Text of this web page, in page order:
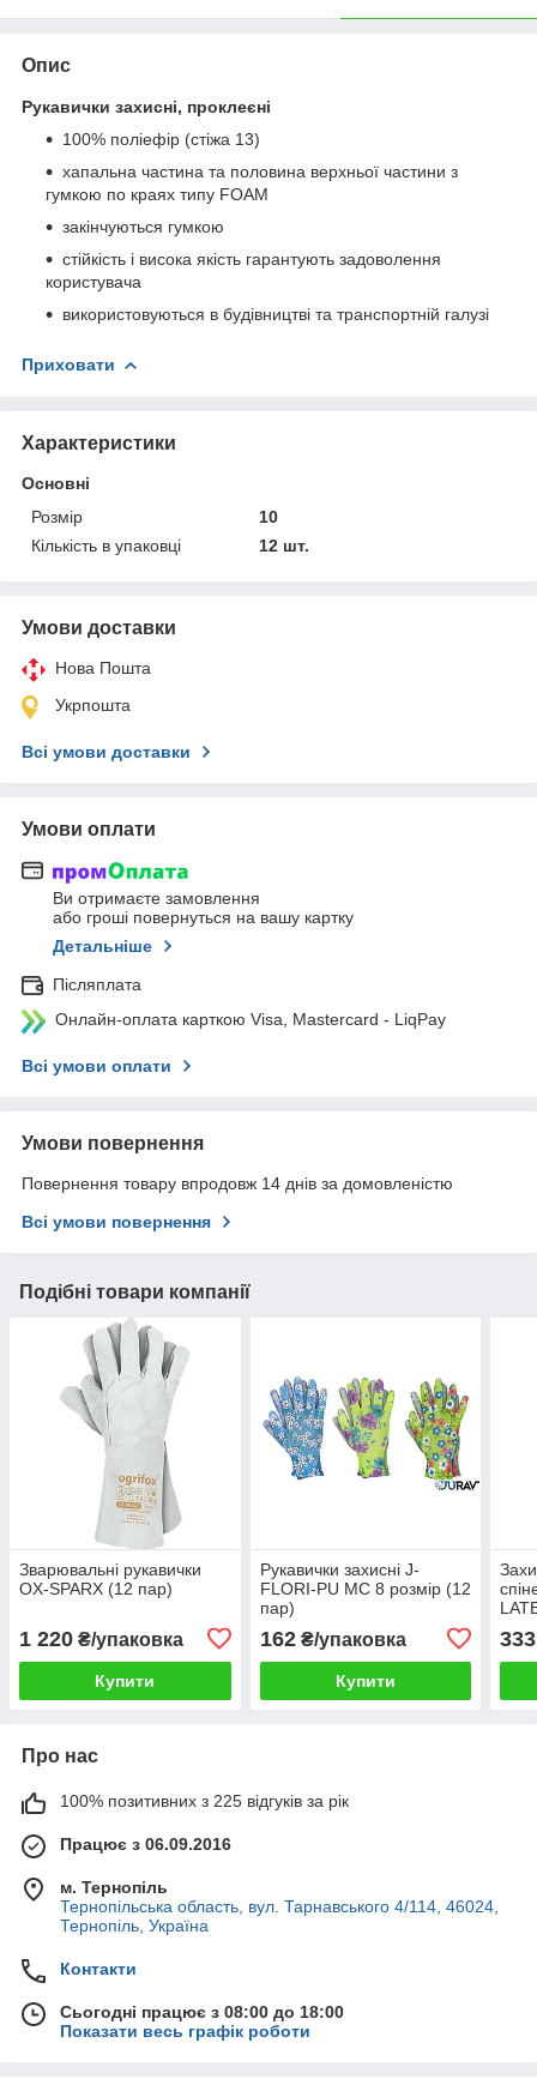
Опис
Рукавички захисні, проклеєні
100% поліефір (стіжа 13)
хапальна частина та половина верхньої частини з
гумкою по краях типу FOAM
закінчуються гумкою
стійкість і висока якість гарантують задоволення
користувача
використовуються в будівництві та транспортній галузі
Приховати
Характеристики
Основні
Розмір
10
Кількість в упаковці
12 шт.
Умови доставки
Нова Пошта
Укрпошта
Всі умови доставки
Умови оплати
Ви отримаєте замовлення
або гроші повернуться на вашу картку
Детальніше
Післяплата
Онлайн-оплата карткою Visa, Mastercard - LiqPay
Всі умови оплати
Умови повернення
Повернення товару впродовж 14 днів за домовленістю
Всі умови повернення
Подібні товари компанії
Зварювальні рукавички
OX-SPARX (12 пар)
1 220 ₴/упаковка
Купити
Рукавички захисні J-
FLORI-PU MC 8 розмір (12
пар)
162₴/упаковка
Купити
333
Про нас
100% позитивних з 225 відгуків за рік
Працює з 06.09.2016
м. Тернопіль
Тернопільська область, вул. Тарнавського 4/114, 46024,
Тернопіль, Україна
Контакти
Сьогодні працює з 08:00 до 18:00
Показати весь графік роботи